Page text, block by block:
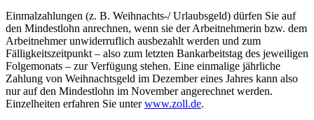
Einmalzahlungen (z. B. Weihnachts-/ Urlaubsgeld) dürfen Sie auf
den Mindestlohn anrechnen, wenn sie der Arbeitnehmerin bzw. dem
Arbeitnehmer unwiderruflich ausbezahlt werden und zum
Fälligkeitszeitpunkt – also zum letzten Bankarbeitstag des jeweiligen
Folgemonats – zur Verfügung stehen. Eine einmalige jährliche
Zahlung von Weihnachtsgeld im Dezember eines Jahres kann also
nur auf den Mindestlohn im November angerechnet werden.
Einzelheiten erfahren Sie unterwww.zoll.de.